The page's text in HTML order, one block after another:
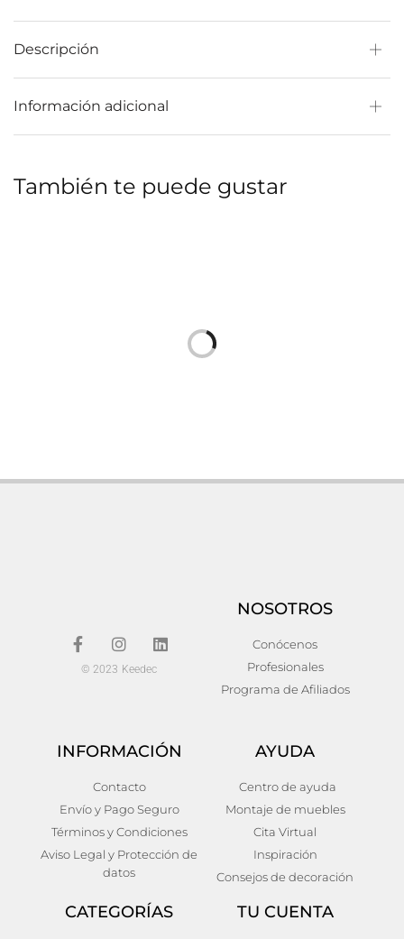
Descripción
Información adicional
También te puede gustar
Espejo stans
Añadir al carrito
Espejo Hierro Art deco
91x9x91
Añadir al carrito
© 2023 Keedec
NOSOTROS
Conócenos
Profesionales
Programa de Afiliados
INFORMACIÓN
Contacto
Envío y Pago Seguro
Términos y Condiciones
Aviso Legal y Protección de
datos
AYUDA
Centro de ayuda
Montaje de muebles
Cita Virtual
Inspiración
Consejos de decoración
CATEGORÍAS TU CUENTA